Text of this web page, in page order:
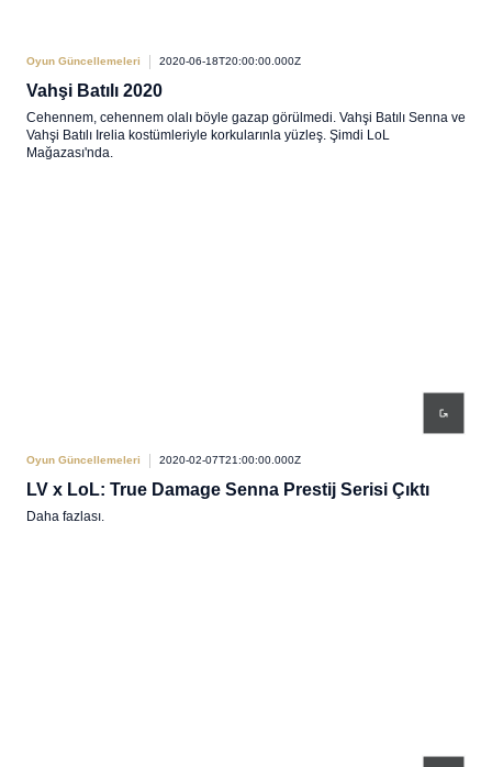
Oyun Güncellemeleri 2020-06-18T20:00:00.000Z
Vahşi Batılı 2020
Cehennem, cehennem olalı böyle gazap görülmedi. Vahşi Batılı Senna ve
Vahşi Batılı Irelia kostümleriyle korkularınla yüzleş. Şimdi LoL
Mağazası'nda.
Oyun Güncellemeleri 2020-02-07T21:00:00.000Z
LV x LoL: True Damage Senna Prestij Serisi Çıktı
Daha fazlası.